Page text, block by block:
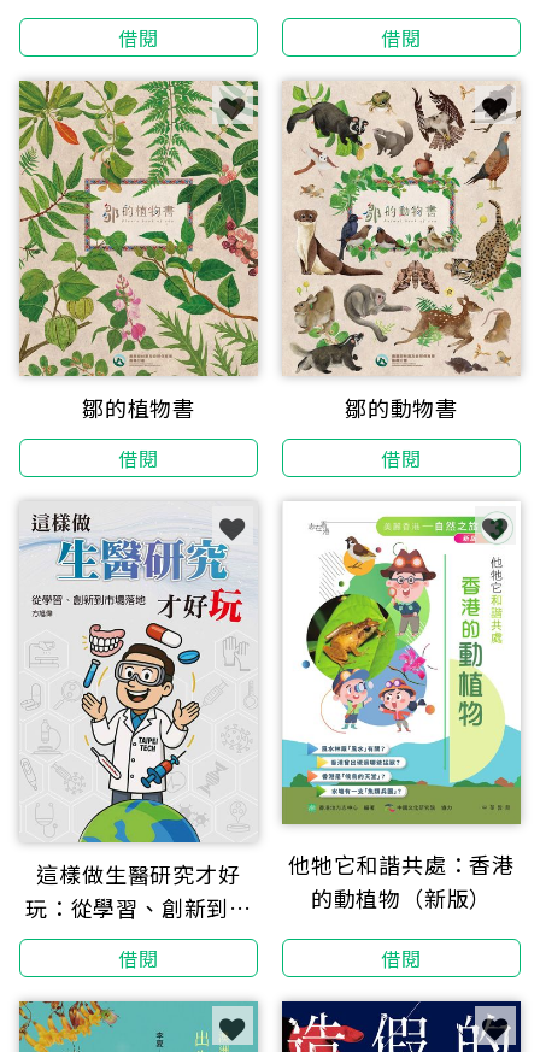
借閱 借閱
鄒的植物書
借閱
鄒的動物書
借閱
這樣做生醫研究才好
玩：從學習、創新到市
場落地
借閱
他牠它和諧共處：香港
的動植物（新版）
借閱